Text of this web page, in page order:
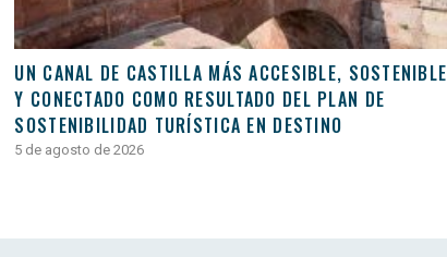
UN CANAL DE CASTILLA MÁS ACCESIBLE, SOSTENIBLE
Y CONECTADO COMO RESULTADO DEL PLAN DE
SOSTENIBILIDAD TURÍSTICA EN DESTINO
5 de agosto de 2026